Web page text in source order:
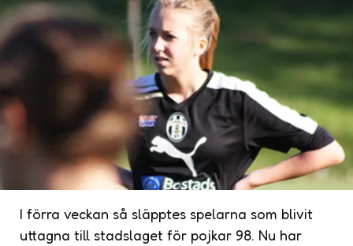
I förra veckan så släpptes spelarna som blivit
uttagna till stadslaget för pojkar 98. Nu har